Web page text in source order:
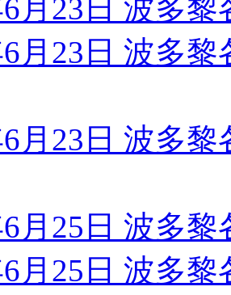
月23日 波多
月23日 波多
月23日 波多
月25日 波多
月25日 波多